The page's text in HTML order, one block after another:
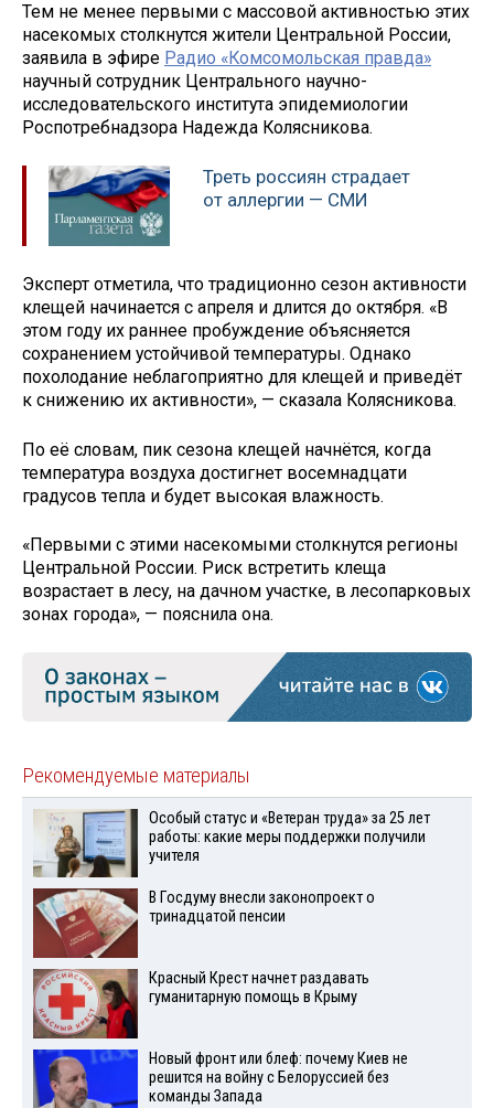
Тем не менее первыми с массовой активностью этих
насекомых столкнутся жители Центральной России,
заявила в эфире Радио «Комсомольская правда»
научный сотрудник Центрального научно-
исследовательского института эпидемиологии
Роспотребнадзора Надежда Колясникова.
Треть россиян страдает
от аллергии — СМИ
Эксперт отметила, что традиционно сезон активности
клещей начинается с апреля и длится до октября. «В
этом году их раннее пробуждение объясняется
сохранением устойчивой температуры. Однако
похолодание неблагоприятно для клещей и приведёт
к снижению их активности», — сказала Колясникова.
По её словам, пик сезона клещей начнётся, когда
температура воздуха достигнет восемнадцати
градусов тепла и будет высокая влажность.
«Первыми с этими насекомыми столкнутся регионы
Центральной России. Риск встретить клеща
возрастает в лесу, на дачном участке, в лесопарковых
зонах города», — пояснила она.
Рекомендуемые материалы
Особый статус и «Ветеран труда» за 25 лет
работы: какие меры поддержки получили
учителя
В Госдуму внесли законопроект о
тринадцатой пенсии
Красный Крест начнет раздавать
гуманитарную помощь в Крыму
Новый фронт или блеф: почему Киев не
решится на войну с Белоруссией без
команды Запада